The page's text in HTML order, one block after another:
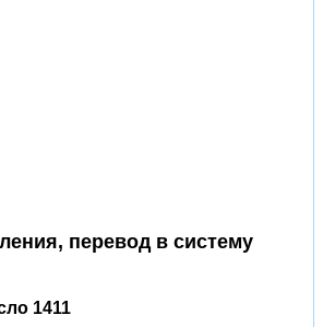
перевод в систему
1411